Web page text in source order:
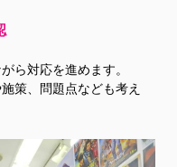
ら対応を進めます。
策、問題点なども考え